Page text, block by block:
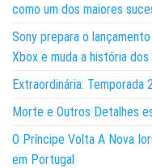
como um dos maiores
Sony prepara o
Xbox e muda a história
Extraordinária: Temporada
Morte e Outros Detalhes
O Príncipe Volta A Nova
em Portugal